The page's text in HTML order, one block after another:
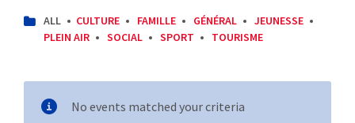
CATEGORIES:
ALL CULTURE FAMILLE GÉNÉRAL
JEUNESSE
PLEIN AIR
SOCIAL SPORT TOURISME
No events matched your criteria